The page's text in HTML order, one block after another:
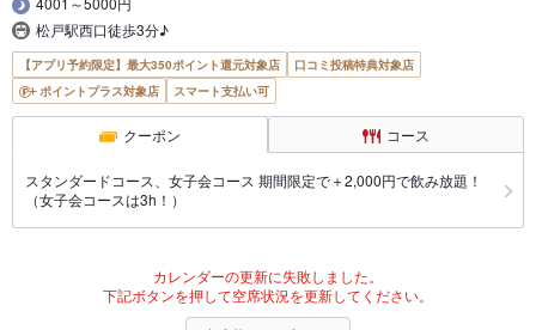
松戸駅西口徒歩3分♪
【アプリ予約限定】最大350ポイント還元対象店
口コミ投稿特典対象店
ポイントプラス対象店
スマート支払い可
クーポン コース
スタンダードコース、女子会コース 期間限定で＋2,000円で飲み放題！
（女子会コースは3h！）
カレンダーの更新に失敗しました。
下記ボタンを押して空席状況を更新してください。